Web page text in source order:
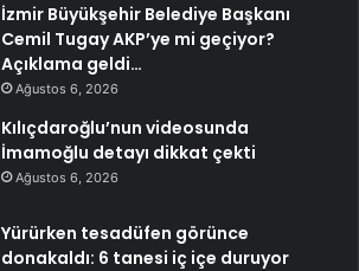
İzmir Büyükşehir Belediye Başkanı
Cemil Tugay AKP’ye mi geçiyor?
Açıklama geldi…
Ağustos 6, 2026
Kılıçdaroğlu’nun videosunda
İmamoğlu detayı dikkat çekti
Ağustos 6, 2026
Yürürken tesadüfen görünce
donakaldı: 6 tanesi iç içe duruyor